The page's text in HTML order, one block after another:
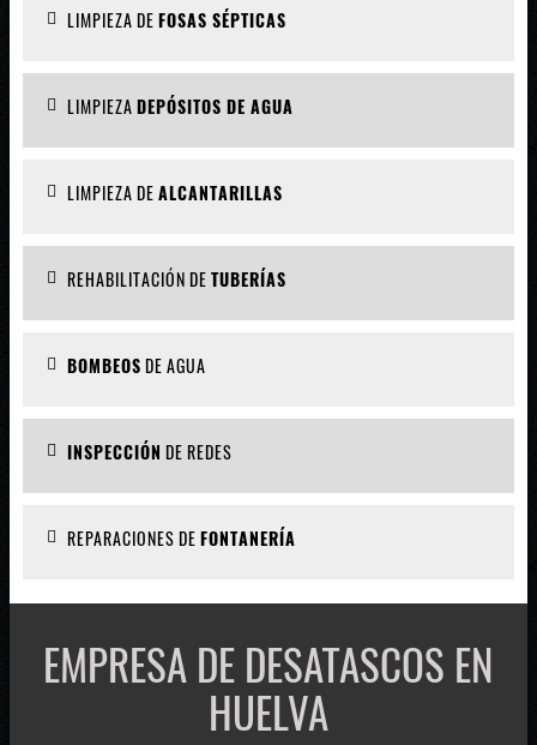
LIMPIEZA DEFOSAS SÉPTICAS
LIMPIEZADEPÓSITOS DE AGUA
LIMPIEZA DEALCANTARILLAS
REHABILITACIÓN DETUBERÍAS
BOMBEOSDE AGUA
INSPECCIÓN DE REDES
REPARACIONES DEFONTANERÍA
EMPRESA DE DESATASCOS EN
HUELVA